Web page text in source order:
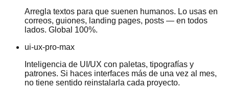
Arregla textos para que suenen humanos. Lo usas en
correos, guiones, landing pages, posts — en todos
lados. Global 100%.
ui-ux-pro-max
Inteligencia de UI/UX con paletas, tipografías y
patrones. Si haces interfaces más de una vez al mes,
no tiene sentido reinstalarla cada proyecto.